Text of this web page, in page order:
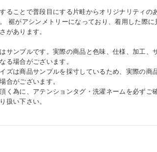
ることで普段目にする片畦からオリジナリティの
裾がアシンメトリーになっており、着用した際に
があります。
サンプルです。実際の商品と色味、仕様、加工、
る場合がございます。
ズは商品サンプルを採寸しているため、実際の商
合がございます。
く為に、アテンションタグ・洗濯ネームを必ずご
扱い下さい。